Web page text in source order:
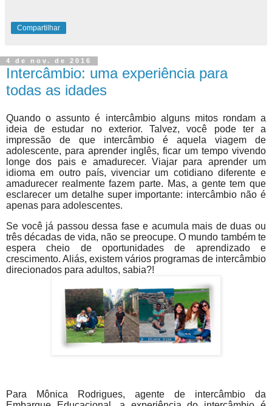
Compartilhar
4 de nov. de 2016
Intercâmbio: uma experiência para
todas as idades
Quando o assunto é intercâmbio alguns mitos rondam a
ideia de estudar no exterior. Talvez, você pode ter a
impressão de que intercâmbio é aquela viagem de
adolescente, para aprender inglês, ficar um tempo vivendo
longe dos pais e amadurecer. Viajar para aprender um
idioma em outro país, vivenciar um cotidiano diferente e
amadurecer realmente fazem parte. Mas, a gente tem que
esclarecer um detalhe super importante: intercâmbio não é
apenas para adolescentes.
Se você já passou dessa fase e acumula mais de duas ou
três décadas de vida, não se preocupe. O mundo também te
espera cheio de oportunidades de aprendizado e
crescimento. Aliás, existem vários programas de intercâmbio
direcionados para adultos, sabia?!
Para Mônica Rodrigues, agente de intercâmbio da